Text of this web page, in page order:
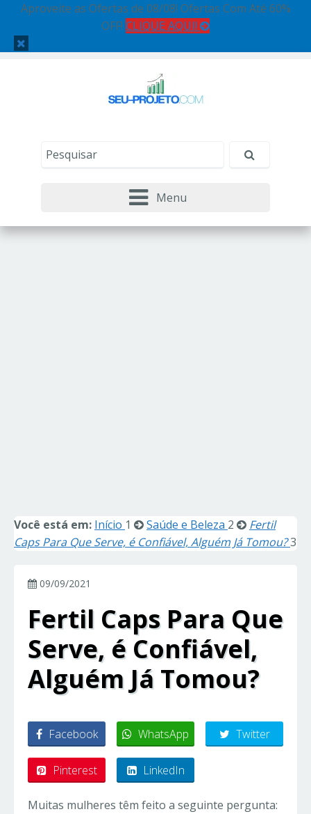
Aproveite as Ofertas de 08/08! Ofertas Com Até 60%
OFF! CLIQUE AQUI!
Menu
Você está em: Início 1 Saúde e Beleza 2
Fertil
Caps Para Que Serve, é Confiável, Alguém Já Tomou?3
09/09/2021
Fertil Caps Para Que
Serve, é Confiável,
Alguém Já Tomou?
Facebook WhatsApp Twitter
Pinterest LinkedIn
Muitas mulheres têm feito a seguinte pergunta: